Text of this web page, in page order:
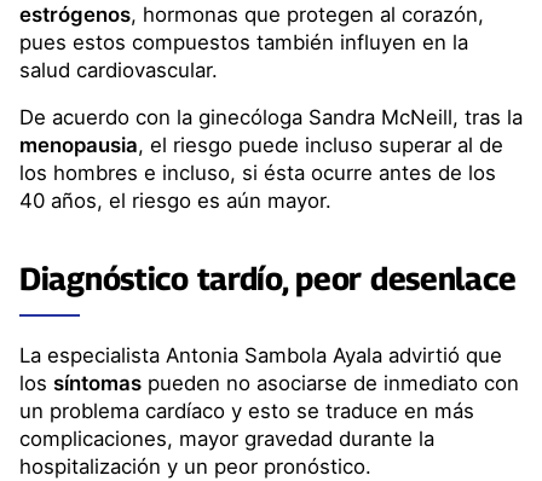
estrógenos, hormonas que protegen al corazón,
pues estos compuestos también influyen en la
salud cardiovascular.
De acuerdo con la ginecóloga Sandra McNeill, tras la
menopausia, el riesgo puede incluso superar al de
los hombres e incluso, si ésta ocurre antes de los
40 años, el riesgo es aún mayor.
Diagnóstico tardío, peor desenlace
La especialista Antonia Sambola Ayala advirtió que
los síntomas pueden no asociarse de inmediato con
un problema cardíaco y esto se traduce en más
complicaciones, mayor gravedad durante la
hospitalización y un peor pronóstico.